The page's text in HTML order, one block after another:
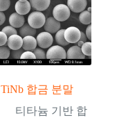
TiNb 합금 분말
티타늄 기반 합